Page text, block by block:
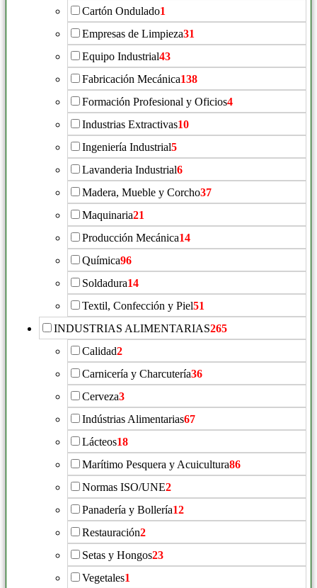
Cartón Ondulado1
Empresas de Limpieza31
Equipo Industrial43
Fabricación Mecánica138
Formación Profesional y Oficios4
Industrias Extractivas10
Ingeniería Industrial5
Lavanderia Industrial6
Madera, Mueble y Corcho37
Maquinaria21
Producción Mecánica14
Química96
Soldadura14
Textil, Confección y Piel51
INDUSTRIAS ALIMENTARIAS265
Calidad2
Carnicería y Charcutería36
Cerveza3
Indústrias Alimentarias67
Lácteos18
Marítimo Pesquera y Acuicultura86
Normas ISO/UNE2
Panadería y Bollería12
Restauración2
Setas y Hongos23
Vegetales1